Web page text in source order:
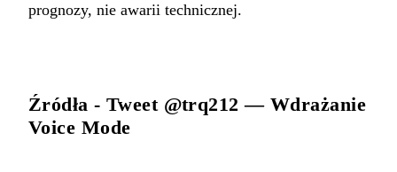
prognozy, nie awarii technicznej.
Źródła - Tweet @trq212 — Wdrażanie
Voice Mode